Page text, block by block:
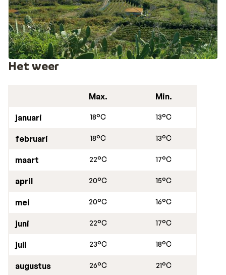
Het weer
Max. Min.
januari 18°C 13°C
februari 18°C 13°C
maart 22°C 17°C
april 20°C 15°C
mei 20°C 16°C
juni 22°C 17°C
juli 23°C 18°C
augustus 26°C 21°C